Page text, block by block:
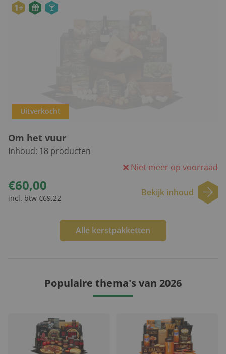
1+
Uitverkocht
Om het vuur
Inhoud: 18 producten
Niet meer op voorraad
€60,00
incl. btw €69,22
Bekijk inhoud
Alle kerstpakketten
Populaire thema's van 2026